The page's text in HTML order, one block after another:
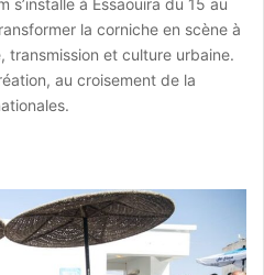
la corniche en scène à
et culture urbaine.
au croisement de la